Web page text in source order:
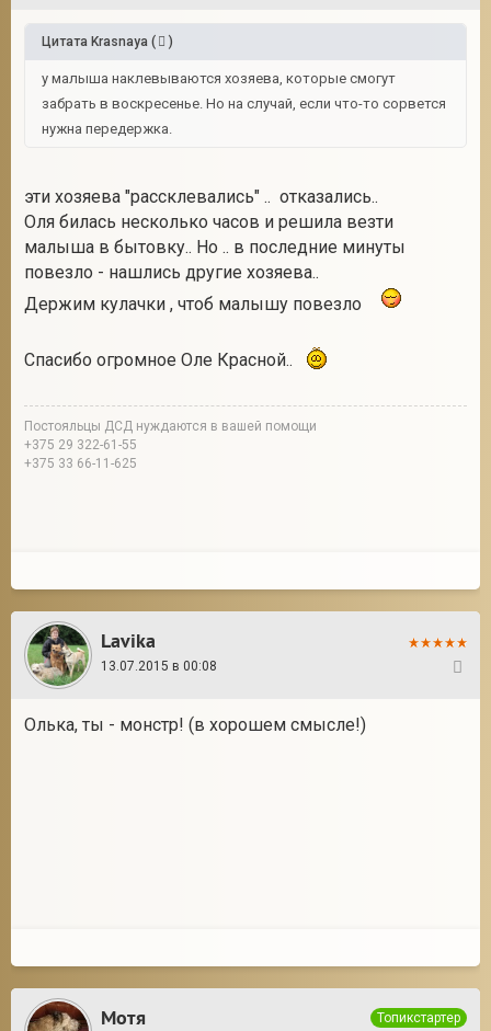
Цитата Krasnaya ( )
у малыша наклевываются хозяева, которые смогут
забрать в воскресенье. Но на случай, если что-то сорвется
нужна передержка.
эти хозяева "рассклевались" .. отказались..
Оля билась несколько часов и решила везти
малыша в бытовку.. Но .. в последние минуты
повезло - нашлись другие хозяева..
Держим кулачки , чтоб малышу повезло
Спасибо огромное Оле Красной..
Постояльцы ДСД нуждаются в вашей помощи
+375 29 322-61-55
+375 33 66-11-625
Lavika
13.07.2015 в 00:08
Олька, ты - монстр! (в хорошем смысле!)
Мотя
Топикстартер